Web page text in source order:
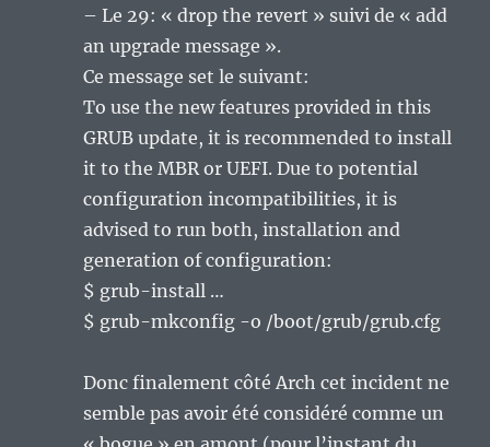
– Le 29: « drop the revert » suivi de « add
an upgrade message ».
Ce message set le suivant:
To use the new features provided in this
GRUB update, it is recommended to install
it to the MBR or UEFI. Due to potential
configuration incompatibilities, it is
advised to run both, installation and
generation of configuration:
$ grub-install …
$ grub-mkconfig -o /boot/grub/grub.cfg
Donc finalement côté Arch cet incident ne
semble pas avoir été considéré comme un